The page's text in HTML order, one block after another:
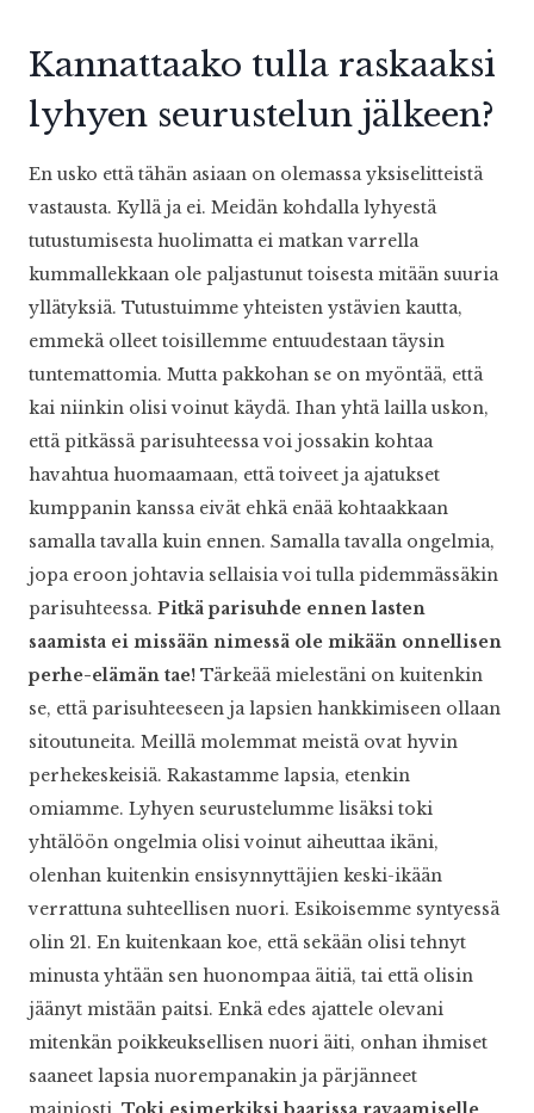
Kannattaako tulla raskaaksi
lyhyen seurustelun jälkeen?
En usko että tähän asiaan on olemassa yksiselitteistä
vastausta. Kyllä ja ei. Meidän kohdalla lyhyestä
tutustumisesta huolimatta ei matkan varrella
kummallekkaan ole paljastunut toisesta mitään suuria
yllätyksiä. Tutustuimme yhteisten ystävien kautta,
emmekä olleet toisillemme entuudestaan täysin
tuntemattomia. Mutta pakkohan se on myöntää, että
kai niinkin olisi voinut käydä. Ihan yhtä lailla uskon,
että pitkässä parisuhteessa voi jossakin kohtaa
havahtua huomaamaan, että toiveet ja ajatukset
kumppanin kanssa eivät ehkä enää kohtaakkaan
samalla tavalla kuin ennen. Samalla tavalla ongelmia,
jopa eroon johtavia sellaisia voi tulla pidemmässäkin
parisuhteessa. Pitkä parisuhde ennen lasten
saamista ei missään nimessä ole mikään onnellisen
perhe-elämän tae! Tärkeää mielestäni on kuitenkin
se, että parisuhteeseen ja lapsien hankkimiseen ollaan
sitoutuneita. Meillä molemmat meistä ovat hyvin
perhekeskeisiä. Rakastamme lapsia, etenkin
omiamme. Lyhyen seurustelumme lisäksi toki
yhtälöön ongelmia olisi voinut aiheuttaa ikäni,
olenhan kuitenkin ensisynnyttäjien keski-ikään
verrattuna suhteellisen nuori. Esikoisemme syntyessä
olin 21. En kuitenkaan koe, että sekään olisi tehnyt
minusta yhtään sen huonompaa äitiä, tai että olisin
jäänyt mistään paitsi. Enkä edes ajattele olevani
mitenkän poikkeuksellisen nuori äiti, onhan ihmiset
saaneet lapsia nuorempanakin ja pärjänneet